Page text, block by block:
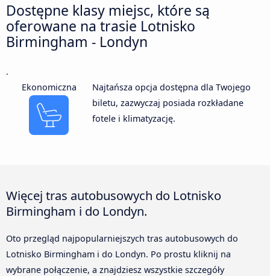
Dostępne klasy miejsc, które są
oferowane na trasie Lotnisko
Birmingham - Londyn
.
Ekonomiczna
Najtańsza opcja dostępna dla Twojego
biletu, zazwyczaj posiada rozkładane
fotele i klimatyzację.
Więcej tras autobusowych do Lotnisko
Birmingham i do Londyn.
Oto przegląd najpopularniejszych tras autobusowych do
Lotnisko Birmingham i do Londyn. Po prostu kliknij na
wybrane połączenie, a znajdziesz wszystkie szczegóły